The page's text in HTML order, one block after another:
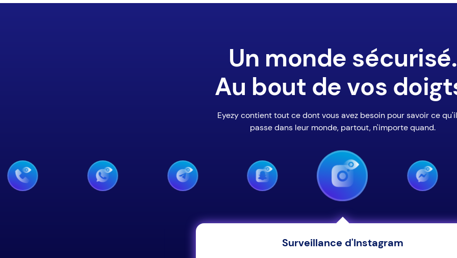
Un monde sécurisé.
Au bout de vos
Eyezy contient tout ce dont vous avez besoin pour savoir ce
passe dans leur monde, partout, n'importe quand.
Surveillance d'Instagram